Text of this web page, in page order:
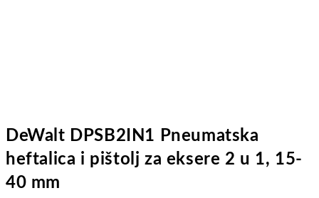
DeWalt DPSB2IN1 Pneumatska
heftalica i pištolj za eksere 2 u 1, 15-
40 mm